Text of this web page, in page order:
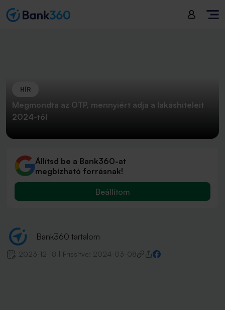
HÍR
Megmondta az OTP, mennyiért adja a lakáshiteleit
2024-től
Állítsd be a Bank360-at
megbízható forrásnak!
Beállítom
Bank360 tartalom
2023-12-18 Frissítve: 2024-03-08